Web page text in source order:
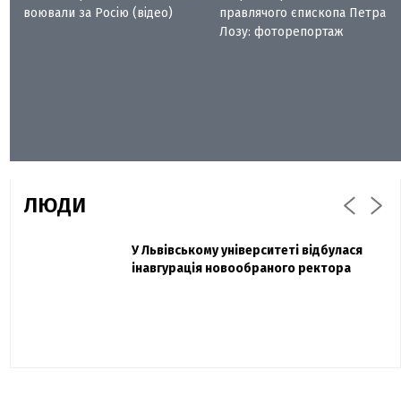
воювали за Росію (відео)
правлячого єпископа Петра
Лозу: фоторепортаж
ЛЮДИ
Павло Дак
Захисник "Азовсталі" Діанов вдруге
одружився та показав фото з весілля
У Львівському університеті відбулася
інавгурація новообраного ректора